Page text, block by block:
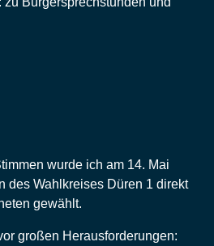
wurde ich am 14. Mai
des Wahlkreises Düren 1 direkt
gewählt.
großen Herausforderungen: